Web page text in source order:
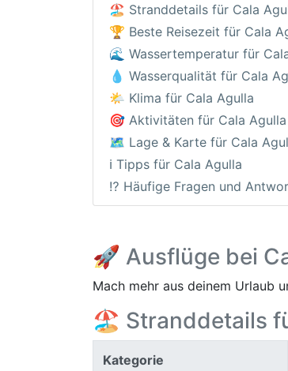
🏖️ Stranddetails für Cala
🏆 Beste Reisezeit für Cala
🌊 Wassertemperatur für
💧 Wasserqualität für Cala
🌤️ Klima für Cala Agulla
🎯 Aktivitäten für Cala Agulla
🗺️ Lage & Karte für Cala
ℹ️ Tipps für Cala Agulla
⁉️ Häufige Fragen und
🚀 Ausflüge bei
Mach mehr aus deinem Urlaub
🏖️ Stranddetails
Kategorie